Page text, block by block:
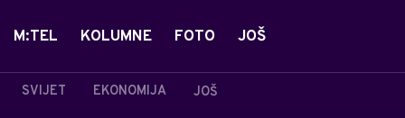
SVIJET EKONOMIJA JOŠ
M:TEL KOLUMNE FOTO JOŠ